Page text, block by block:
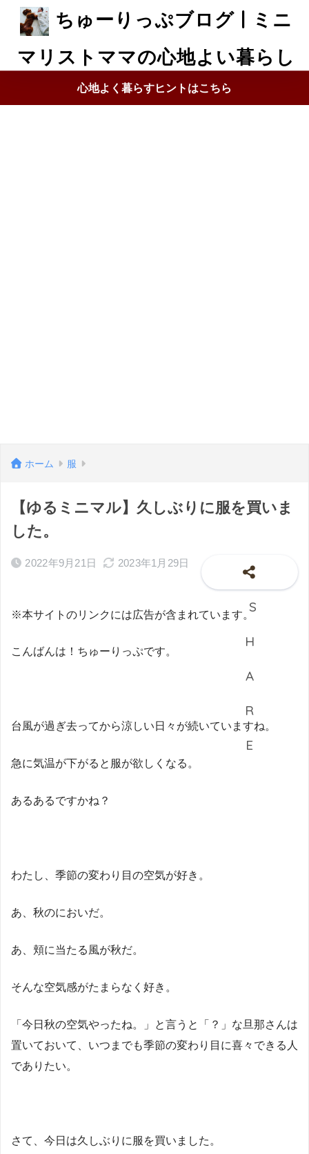
ちゅーりっぷブログ | ミニ
マリストママの心地よい暮らし
心地よく暮らすヒントはこちら
ホーム 服
【ゆるミニマル】久しぶりに服を買いま
した。
2022年9月21日 2023年1月29日
※本サイトのリンクには広告が含まれています。
こんばんは！ちゅーりっぷです。
台風が過ぎ去ってから涼しい日々が続いていますね。
急に気温が下がると服が欲しくなる。
あるあるですかね？
わたし、季節の変わり目の空気が好き。
あ、秋のにおいだ。
あ、頬に当たる風が秋だ。
そんな空気感がたまらなく好き。
「今日秋の空気やったね。」と言うと「？」な旦那さんは
置いておいて、いつまでも季節の変わり目に喜々できる人
でありたい。
さて、今日は久しぶりに服を買いました。